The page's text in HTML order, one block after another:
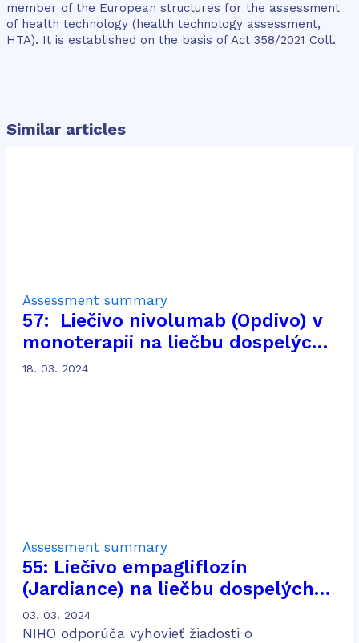
member of the European structures for the assessment
of health technology (health technology assessment,
HTA). It is established on the basis of Act 358/2021 Coll.
Similar articles
Assessment summary
57: Liečivo nivolumab (Opdivo) v
monoterapii na liečbu dospelých
pacientov s pokročilým
18. 03. 2024
Assessment summary
55: Liečivo empagliflozín
(Jardiance) na liečbu dospelých
pacientov s chronickou chorobou
obličiek
03. 03. 2024
NIHO odporúča vyhovieť žiadosti o